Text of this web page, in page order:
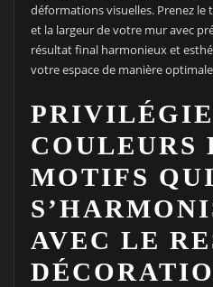
déformations visuelles. Prenez
et la largeur de votre mur avec
résultat final harmonieux et
votre espace de manière
COULEURS
MOTIFS QUI
AVEC LE